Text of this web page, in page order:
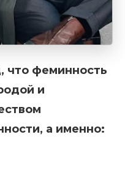
что феминность
и
а именно: